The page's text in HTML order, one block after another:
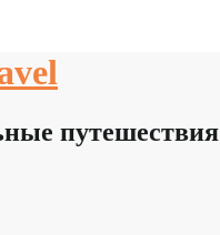
путешествия